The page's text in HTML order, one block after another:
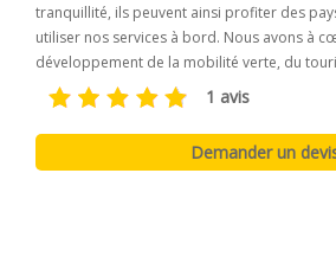
tranquillité, ils peuvent ainsi profiter des
utiliser nos services à bord. Nous avons à
développement de la mobilité verte, du
1 avis